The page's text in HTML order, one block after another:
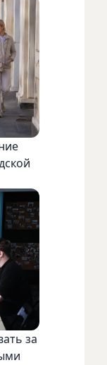
за